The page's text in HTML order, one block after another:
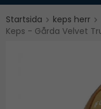
Startsida
keps herr
Keps - Gårda Velvet